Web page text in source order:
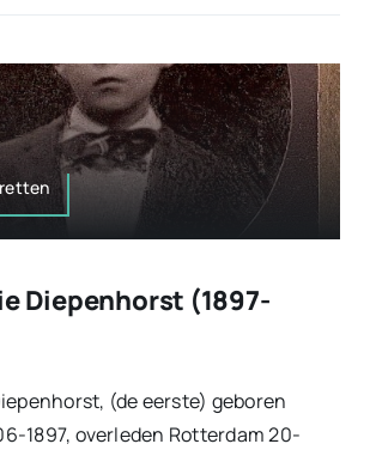
Diepenhorst (1897-
(de eerste) geboren
1897, overleden Rotterdam 20-